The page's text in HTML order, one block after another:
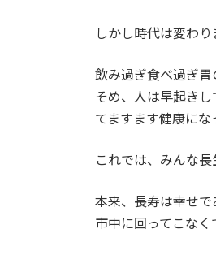
しかし時代は変わり
飲み過ぎ食べ過ぎ
そめ、人は早起き
てますます健康にな
これでは、みんな
本来、長寿は幸せ
市中に回ってこなく